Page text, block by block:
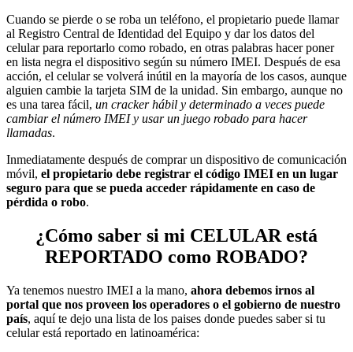
Cuando se pierde o se roba un teléfono, el propietario puede llamar
al Registro Central de Identidad del Equipo y dar los datos del
celular para reportarlo como robado, en otras palabras hacer poner
en lista negra el dispositivo según su número IMEI. Después de esa
acción, el celular se volverá inútil en la mayoría de los casos, aunque
alguien cambie la tarjeta SIM de la unidad. Sin embargo, aunque no
es una tarea fácil, un cracker hábil y determinado a veces puede
cambiar el número IMEI y usar un juego robado para hacer
llamadas.
Inmediatamente después de comprar un dispositivo de comunicación
móvil, el propietario debe registrar el código IMEI en un lugar
seguro para que se pueda acceder rápidamente en caso de
pérdida o robo.
¿Cómo saber si mi CELULAR está
REPORTADO como ROBADO?
Ya tenemos nuestro IMEI a la mano, ahora debemos irnos al
portal que nos proveen los operadores o el gobierno de nuestro
país, aquí te dejo una lista de los paises donde puedes saber si tu
celular está reportado en latinoamérica: